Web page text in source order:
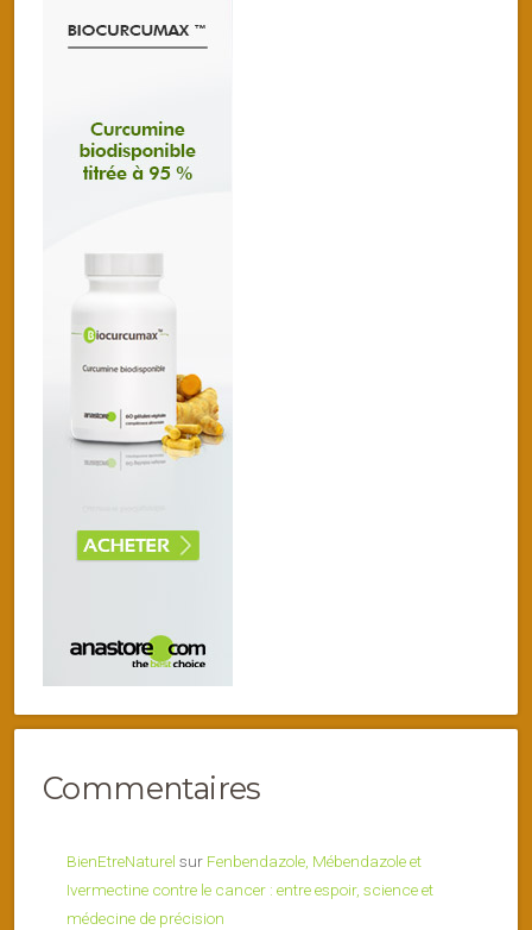
Commentaires
BienEtreNaturel sur Fenbendazole, Mébendazole et
Ivermectine contre le cancer : entre espoir, science et
médecine de précision